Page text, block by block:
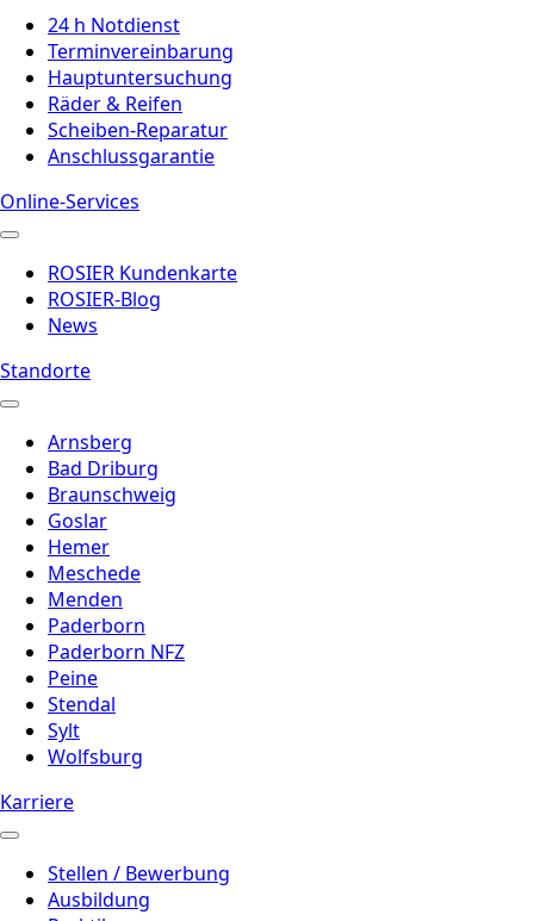
24 h Notdienst
Terminvereinbarung
Hauptuntersuchung
Räder & Reifen
Scheiben-Reparatur
Anschlussgarantie
Online-Services
ROSIER Kundenkarte
ROSIER-Blog
News
Standorte
Arnsberg
Bad Driburg
Braunschweig
Goslar
Hemer
Meschede
Menden
Paderborn
Paderborn NFZ
Peine
Stendal
Sylt
Wolfsburg
Karriere
Stellen / Bewerbung
Ausbildung